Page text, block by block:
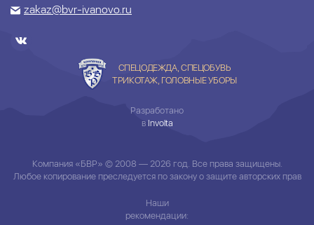
zakaz@bvr-ivanovo.ru
СПЕЦОДЕЖДА, СПЕЦОБУВЬ
ТРИКОТАЖ, ГОЛОВНЫЕ УБОРЫ
Разработано
в Involta
Компания «БВР» © 2008 — 2026 год. Все права защищены.
Любое копирование преследуется по закону о защите авторских прав
Наши
рекомендации: